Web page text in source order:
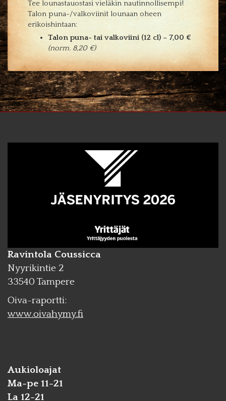
Tee lounastauostasi vieläkin nautinnollisempi!
Talon puna-/valkoviinit lounaan oheen
erikoishintaan:
Talon puna- tai valkoviini (12 cl) – 7,00 €
(norm. 8,20 €)
Ravintola Coussicca
Nyyrikintie 2
33540 Tampere
Oiva-raportti:
www.oivahymy.fi
Aukioloajat
Ma-pe 11-21
La 12-21